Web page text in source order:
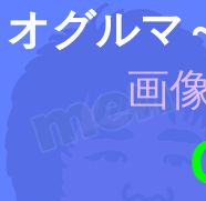
オグルマ
画